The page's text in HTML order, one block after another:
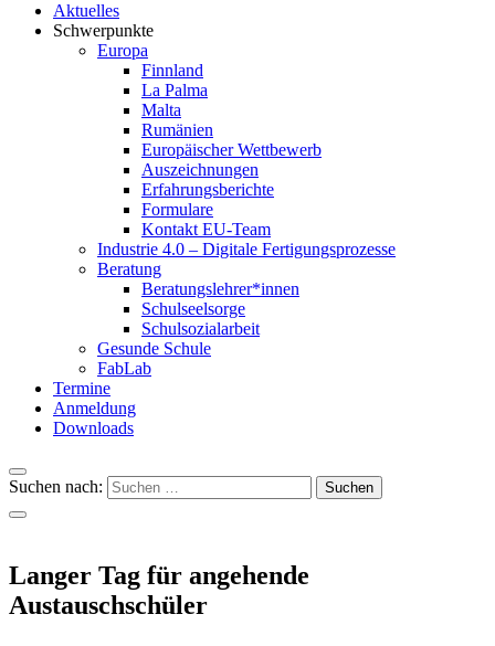
Aktuelles
Schwerpunkte
Europa
Finnland
La Palma
Malta
Rumänien
Europäischer Wettbewerb
Auszeichnungen
Erfahrungsberichte
Formulare
Kontakt EU-Team
Industrie 4.0 – Digitale Fertigungsprozesse
Beratung
Beratungslehrer*innen
Schulseelsorge
Schulsozialarbeit
Gesunde Schule
FabLab
Termine
Anmeldung
Downloads
Suchen nach:
Langer Tag für angehende
Austauschschüler